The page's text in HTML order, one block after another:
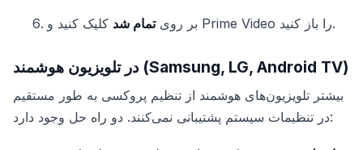
بر رویتمام شد کلیک کنید و Prime Video را باز کنید.
در تلویزیون هوشمند (Samsung, LG, Android TV)
بیشتر تلویزیون‌های هوشمند از تنظیم پروکسی به طور مستقیم
در تنظیمات سیستم پشتیبانی نمی‌کنند. دو راه حل وجود دارد: